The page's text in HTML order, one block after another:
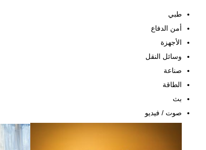
طبي
أمن الدفاع
الأجهزة
وسائل النقل
صناعة
الطاقة
بث
صوت / فيديو